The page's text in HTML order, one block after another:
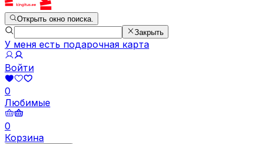
Открыть окно поиска.
Закрыть
У меня есть подарочная карта
Войти
0
Любимые
0
Корзина